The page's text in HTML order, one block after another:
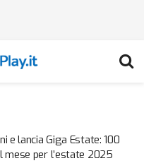
e lancia Giga Estate: 100
mese per l’estate 2025